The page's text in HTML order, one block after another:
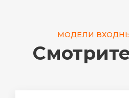
МОДЕЛИ